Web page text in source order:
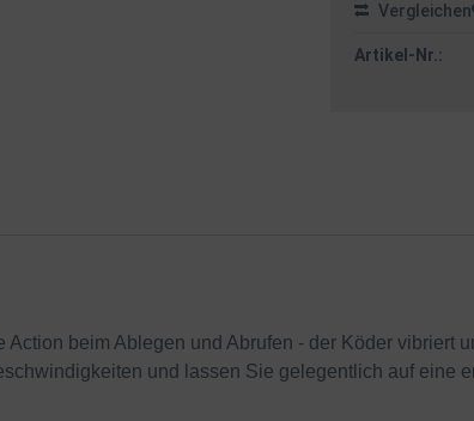
Vergleichen
Artikel-Nr.:
beim Ablegen und Abrufen - der Köder vibriert
und lassen Sie gelegentlich auf eine